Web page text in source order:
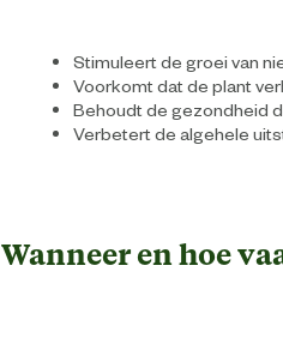
Stimuleert de groei van
Voorkomt dat de plant
Behoudt de gezondheid
Verbetert de algehele
Wanneer en hoe